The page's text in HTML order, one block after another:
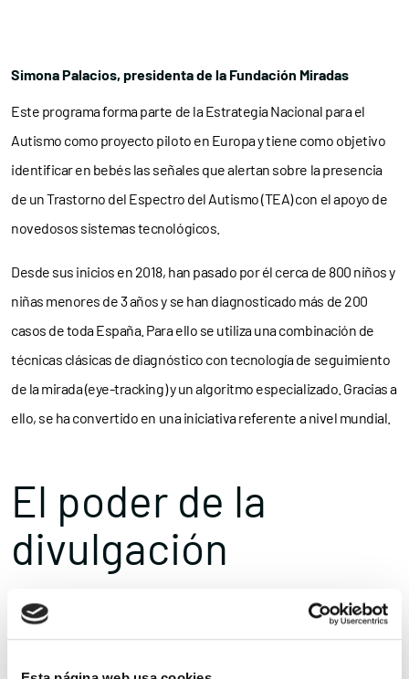
Simona Palacios, presidenta de la Fundación Miradas
Este programa forma parte de la Estrategia Nacional para el
Autismo como proyecto piloto en Europa y tiene como objetivo
identificar en bebés las señales que alertan sobre la presencia
de un Trastorno del Espectro del Autismo (TEA) con el apoyo de
novedosos sistemas tecnológicos.
Desde sus inicios en 2018, han pasado por él cerca de 800 niños y
niñas menores de 3 años y se han diagnosticado más de 200
casos de toda España. Para ello se utiliza una combinación de
técnicas clásicas de diagnóstico con tecnología de seguimiento
de la mirada (eye-tracking) y un algoritmo especializado. Gracias a
ello, se ha convertido en una iniciativa referente a nivel mundial.
El poder de la
divulgación
Otra de las ganadoras de la anterior edición de los Premios